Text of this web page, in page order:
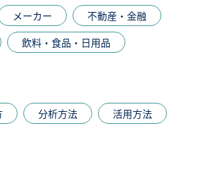
メーカー
不動産・金融
飲料・食品・日用品
分析方法
活用方法